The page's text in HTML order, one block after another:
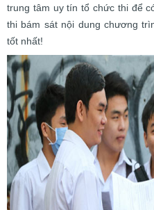
trung tâm uy tín tổ chức thi để
thi bám sát nội dung chương
tốt nhất!